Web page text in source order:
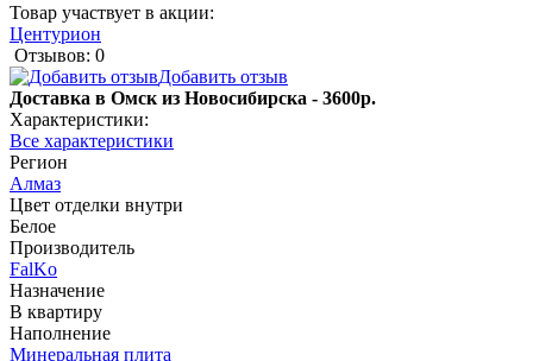
Товар участвует в акции:
Центурион
Отзывов: 0
Добавить отзыв
Доставка в Омск из Новосибирска - 3600р.
Характеристики:
Все характеристики
Регион
Алмаз
Цвет отделки внутри
Белое
Производитель
FalKo
Назначение
В квартиру
Наполнение
Минеральная плита